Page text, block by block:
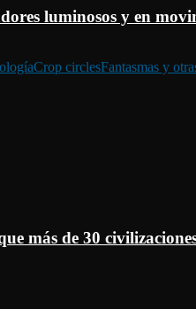
luminosos y en
Crop circlesFantasmas y
más de 30